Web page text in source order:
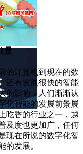
景
的计算机到现在的数
还有发展很快的智能
的影响，人们渐渐认
化智能的发展前景展
吃香的行业之一，越
及度也更加广，任何
现在所说的数字化智
的发展。